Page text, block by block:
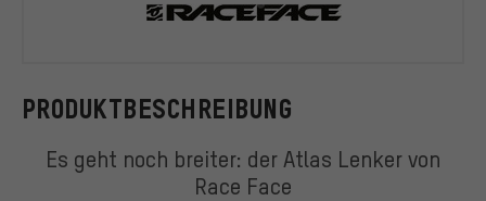
PRODUKTBESCHREIBUNG
Es geht noch breiter: der Atlas Lenker von
Race Face
Race Face